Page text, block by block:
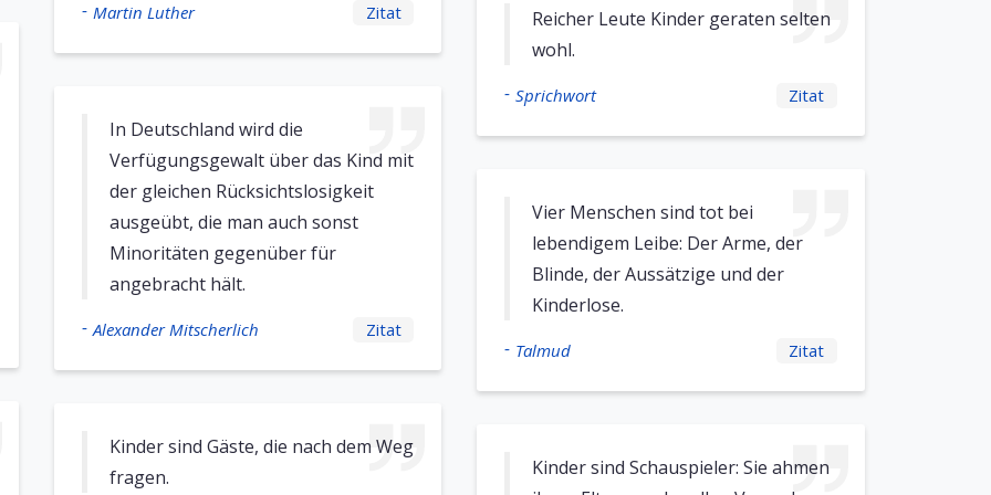
- Martin Luther Zitat
In Deutschland wird die
Verfügungsgewalt über das Kind mit
der gleichen Rücksichtslosigkeit
ausgeübt, die man auch sonst
Minoritäten gegenüber für
angebracht hält.
- Alexander Mitscherlich Zitat
Kinder sind Gäste, die nach dem Weg
fragen.
Reicher Leute Kinder geraten selten
wohl.
- Sprichwort Zitat
Vier Menschen sind tot bei
lebendigem Leibe: Der Arme, der
Blinde, der Aussätzige und der
Kinderlose.
- Talmud Zitat
Kinder sind Schauspieler: Sie ahmen